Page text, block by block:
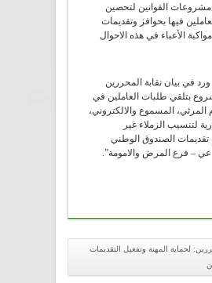
مشروعات القوانين لتحصين
فيها بحوافز وتقديمات
الأعباء في هذه الاحوال
ورد في بيان نقابة المحررين
بتلقي طلبات العاملين في
المرئي، المسموع والالكتروني،
لتنسيب الزملاء غير
تقديمات الصندوق الوطني
– فرع المرض والامومة”.
لحماية المهنة وتفعيل التقديمات